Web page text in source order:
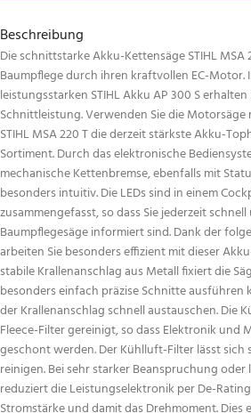
Beschreibung
Die schnittstarke Akku-Kettensäge STIHL
Baumpflege durch ihren kraftvollen EC-Motor.
leistungsstarken STIHL Akku AP 300 S
Schnittleistung. Verwenden Sie die Motorsäge
STIHL MSA 220 T die derzeit stärkste Akku-
Sortiment. Durch das elektronische
mechanische Kettenbremse, ebenfalls mit
besonders intuitiv. Die LEDs sind in einem
zusammengefasst, so dass Sie jederzeit
Baumpflegesäge informiert sind. Dank der
arbeiten Sie besonders effizient mit dieser
stabile Krallenanschlag aus Metall fixiert die
besonders einfach präzise Schnitte ausführen
der Krallenanschlag schnell austauschen. Die
Fleece-Filter gereinigt, so dass Elektronik und
geschont werden. Der Kühlluft-Filter lässt sich
reinigen. Bei sehr starker Beanspruchung
reduziert die Leistungselektronik per De-